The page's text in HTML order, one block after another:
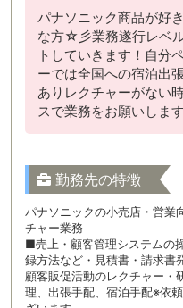
パナソニック商品が好
な方☆彡業務遂行レベ
トしていきます！自分
ーでは全国への宿泊出
ありレクチャーがない
スで業務をお願いします
勤務先の特徴
パナソニックの小売店・営業
チャー業務
■売上・顧客管理システムの
録方法など・見積書・請求書
顧客販促活動のレクチャー
理、出張手配、宿泊手配※依